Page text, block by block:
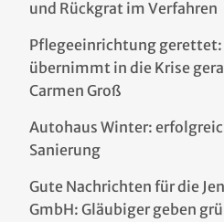
und Rückgrat im Verfahren
Pflegeeinrichtung gerettet:
übernimmt in die Krise
Carmen Groß
Autohaus Winter:
Sanierung
Gute Nachrichten für die
GmbH: Gläubiger geben